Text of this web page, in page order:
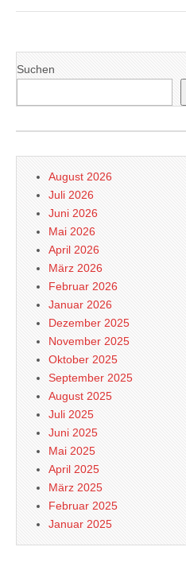
Suchen
August 2026
Juli 2026
Juni 2026
Mai 2026
April 2026
März 2026
Februar 2026
Januar 2026
Dezember 2025
November 2025
Oktober 2025
September 2025
August 2025
Juli 2025
Juni 2025
Mai 2025
April 2025
März 2025
Februar 2025
Januar 2025